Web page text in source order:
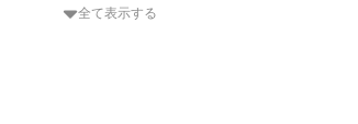
ろくでもないことで・・・・・・!? 「剣の
全て表示する